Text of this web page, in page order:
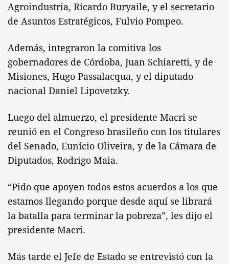
Agroindustria, Ricardo Buryaile, y el secretario
de Asuntos Estratégicos, Fulvio Pompeo.
Además, integraron la comitiva los
gobernadores de Córdoba, Juan Schiaretti, y de
Misiones, Hugo Passalacqua, y el diputado
nacional Daniel Lipovetzky.
Luego del almuerzo, el presidente Macri se
reunió en el Congreso brasileño con los titulares
del Senado, Eunício Oliveira, y de la Cámara de
Diputados, Rodrigo Maia.
“Pido que apoyen todos estos acuerdos a los que
estamos llegando porque desde aquí se librará
la batalla para terminar la pobreza”, les dijo el
presidente Macri.
Más tarde el Jefe de Estado se entrevistó con la